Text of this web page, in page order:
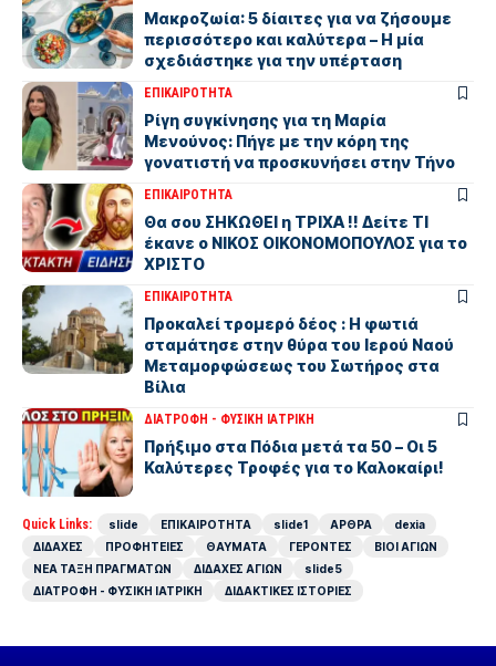
Μακροζωία: 5 δίαιτες για να ζήσουμε
περισσότερο και καλύτερα – Η μία
σχεδιάστηκε για την υπέρταση
ΕΠΙΚΑΙΡΟΤΗΤΑ
Ρίγη συγκίνησης για τη Μαρία
Μενούνος: Πήγε με την κόρη της
γονατιστή να προσκυνήσει στην Τήνο
ΕΠΙΚΑΙΡΟΤΗΤΑ
Θα σου ΣΗΚΩΘΕΙ η ΤΡΙΧΑ !! Δείτε ΤΙ
έκανε ο ΝΙΚΟΣ ΟΙΚΟΝΟΜΟΠΟΥΛΟΣ για το
ΧΡΙΣΤΟ
ΕΠΙΚΑΙΡΟΤΗΤΑ
Προκαλεί τρομερό δέος : Η φωτιά
σταμάτησε στην θύρα του Ιερού Ναού
Μεταμορφώσεως του Σωτήρος στα
Βίλια
ΔΙΑΤΡΟΦΗ - ΦΥΣΙΚΗ ΙΑΤΡΙΚΗ
Πρήξιμο στα Πόδια μετά τα 50 – Οι 5
Καλύτερες Τροφές για το Καλοκαίρι!
Quick Links: slide ΕΠΙΚΑΙΡΟΤΗΤΑ slide1 ΑΡΘΡΑ
dexia
ΔΙΔΑΧΕΣ
ΠΡΟΦΗΤΕΙΕΣ ΘΑΥΜΑΤΑ ΓΕΡΟΝΤΕΣ
ΒΙΟΙ ΑΓΙΩΝ
ΝΕΑ ΤΑΞΗ ΠΡΑΓΜΑΤΩΝ
ΔΙΔΑΧΕΣ ΑΓΙΩΝ
slide5
ΔΙΑΤΡΟΦΗ - ΦΥΣΙΚΗ ΙΑΤΡΙΚΗ
ΔΙΔΑΚΤΙΚΕΣ ΙΣΤΟΡΙΕΣ